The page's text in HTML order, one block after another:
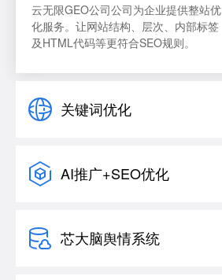
云无限GEO公司公司为企业提供整站优
化服务。让网站结构、层次、内部标签
及HTML代码等更符合SEO规则。
关键词优化
AI推广+SEO优化
芯大脑舆情系统